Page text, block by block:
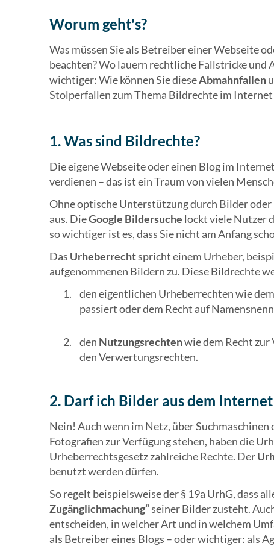
Worum geht's?
Was müssen Sie als Betreiber einer Webseite
beachten? Wo lauern rechtliche Fallstricke und
wichtiger: Wie können Sie dieseAbmahnfallen
Stolperfallen zum Thema Bildrechte im
1. Was sind Bildrechte?
Die eigene Webseite oder einen Blog im
verdienen – das ist ein Traum von vielen
Ohne optische Unterstützung durch Bilder
aus. DieGoogle Bildersuche lockt viele Nutzer
so wichtiger ist es, dass Sie nicht am Anfang
Das Urheberrechtspricht einem Urheber,
aufgenommenen Bildern zu. Diese Bildrechte
den eigentlichen Urheberrechten wie
passiert oder dem Recht auf
den Nutzungsrechtenwie dem Recht
den Verwertungsrechten.
2. Darf ich Bilder aus dem
Nein! Auch wenn im Netz, über
Fotografien zur Verfügung stehen, haben die
Urheberrechtsgesetz zahlreiche Rechte. Der
benutzt werden dürfen.
So regelt beispielsweise der § 19a UrhG, dass
Zugänglichmachung“seiner Bilder zusteht.
entscheiden, in welcher Art und in welchem
als Betreiber eines Blogs – oder wichtiger: als